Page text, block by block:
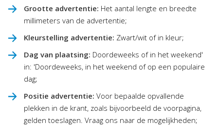
Grootte advertentie: Het aantal lengte en breedte
millimeters van de advertentie;
Kleurstelling advertentie: Zwart/wit of in kleur;
Dag van plaatsing: Doordeweeks of in het weekend'
in: 'Doordeweeks, in het weekend of op een populaire
dag;
Positie advertentie: Voor bepaalde opvallende
plekken in de krant, zoals bijvoorbeeld de voorpagina,
gelden toeslagen. Vraag ons naar de mogelijkheden;